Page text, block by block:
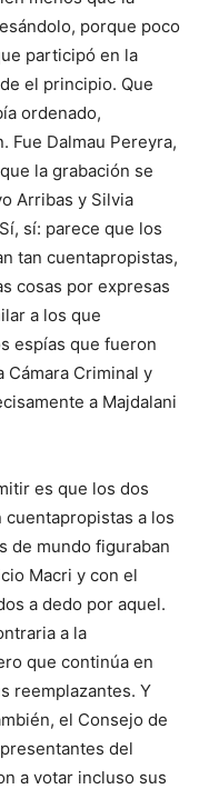
porque poco
participó en la
el principio. Que
ordenado,
Fue Dalmau Pereyra,
la grabación se
Arribas y Silvia
sí: parece que los
tan cuentapropistas,
cosas por expresas
a los que
espías que fueron
Criminal y
a Majdalani
es que los dos
a los
de mundo figuraban
Macri y con el
a dedo por aquel.
a la
que continúa en
reemplazantes. Y
el Consejo de
del
a votar incluso sus